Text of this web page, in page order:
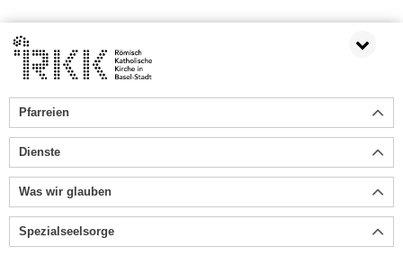
Pfarreien
Dienste
Was wir glauben
Spezialseelsorge